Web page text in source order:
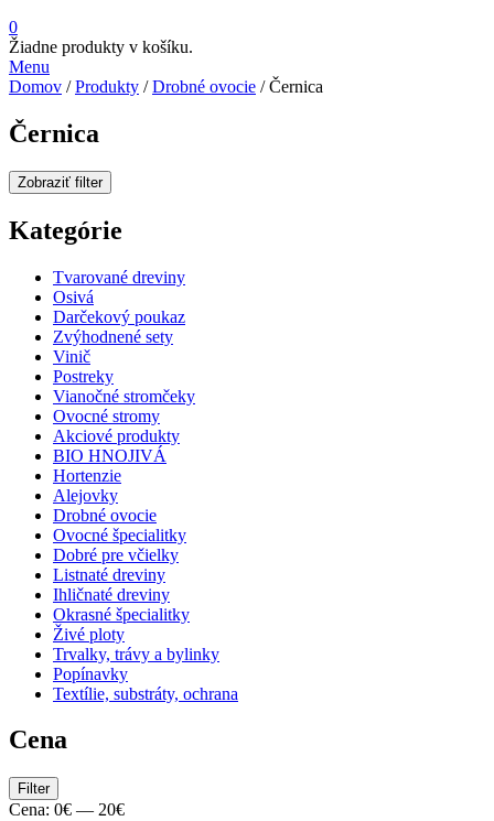
0
Žiadne produkty v košíku.
Menu
Domov /Produkty /Drobné ovocie / Černica
Černica
Zobraziť filter
Kategórie
Tvarované dreviny
Osivá
Darčekový poukaz
Zvýhodnené sety
Vinič
Postreky
Vianočné stromčeky
Ovocné stromy
Akciové produkty
BIO HNOJIVÁ
Hortenzie
Alejovky
Drobné ovocie
Ovocné špecialitky
Dobré pre včielky
Listnaté dreviny
Ihličnaté dreviny
Okrasné špecialitky
Živé ploty
Trvalky, trávy a bylinky
Popínavky
Textílie, substráty, ochrana
Cena
Minimálna
cena
Maximálna
cena
Filter
Cena: 0€ — 20€